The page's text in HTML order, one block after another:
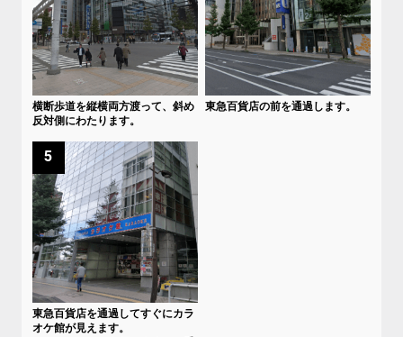
横断歩道を縦横両方渡って、斜め
反対側にわたります。
東急百貨店の前を通過します。
5
東急百貨店を通過してすぐにカラ
オケ館が見えます。